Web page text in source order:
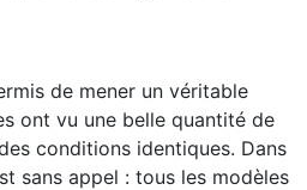
de mener un véritable
ont vu une belle quantité de
conditions identiques. Dans
sans appel : tous les modèles